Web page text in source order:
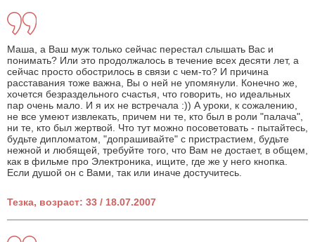
Маша, а Ваш муж только сейчас перестал слышать Вас и
понимать? Или это продолжалось в течение всех десяти лет, а
сейчас просто обострилось в связи с чем-то? И причина
расставания тоже важна, Вы о ней не упомянули. Конечно же,
хочется безраздельного счастья, что говорить, но идеальных
пар очень мало. И я их не встречала :)) А уроки, к сожалению,
не все умеют извлекать, причем ни те, кто был в роли "палача",
ни те, кто был жертвой. Что тут можно посоветовать - пытайтесь,
будьте дипломатом, "допрашивайте" с пристрастием, будьте
нежной и любящей, требуйте того, что Вам не достает, в общем,
как в фильме про Электроника, ищите, где же у него кнопка.
Если душой он с Вами, так или иначе достучитесь.
Тезка, возраст: 33 / 18.07.2007